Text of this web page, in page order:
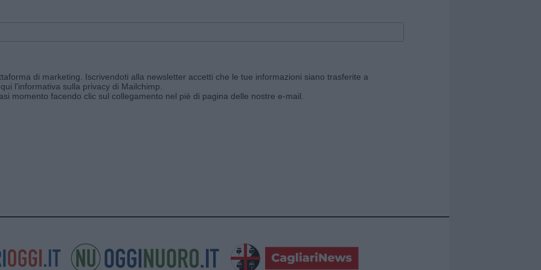
di marketing. Iscrivendoti alla newsletter accetti che le tue informazioni siano trasferite a
l'informativa sulla privacy di Mailchimp
momento facendo clic sul collegamento nel piè di pagina delle nostre e-mail.